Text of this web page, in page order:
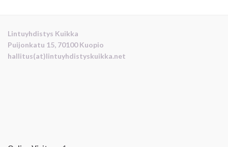
Lintuyhdistys Kuikka
Puijonkatu 15, 70100 Kuopio
hallitus(at)lintuyhdistyskuikka.net